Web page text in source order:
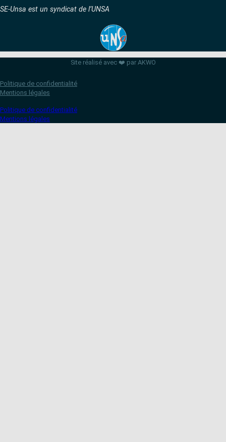
SE-Unsa est un syndicat de l’UNSA
Site réalisé avec ❤️ par AKWO
Politique de confidentialité
Mentions légales
Politique de confidentialité
Mentions légales